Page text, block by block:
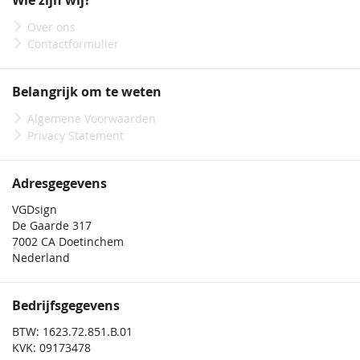
nieuwsbrief
Over ons
Contactformulier
Belangrijk om te weten
Algemene Voorwaarden
Privacy Statement
Adresgegevens
VGDsign
De Gaarde 317
7002 CA Doetinchem
Nederland
Bedrijfsgegevens
BTW: 1623.72.851.B.01
KVK: 09173478